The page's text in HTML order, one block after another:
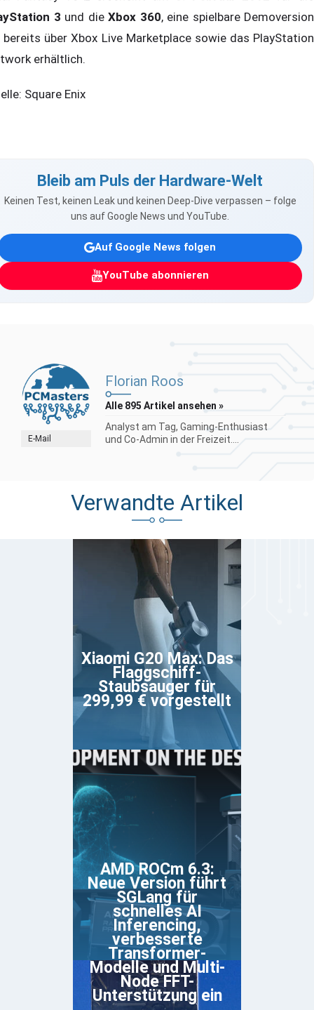
3 und dieXbox 360, eine spielbare Demoversion
über Xbox Live Marketplace sowie das PlayStation
erhältlich.
Square Enix
Bleib am Puls der Hardware-Welt
Keinen Test, keinen Leak und keinen Deep-Dive verpassen – folge
uns auf Google News und YouTube.
Auf Google News folgen
YouTube abonnieren
E-Mail
Florian Roos
Alle 895 Artikel ansehen »
Analyst am Tag, Gaming-Enthusiast
und Co-Admin in der Freizeit....
Verwandte Artikel
Xiaomi G20 Max: Das
Flaggschiff-
Staubsauger für
299,99 € vorgestellt
AMD ROCm 6.3:
Neue Version führt
SGLang für
schnelles AI
Inferencing,
verbesserte
Transformer-
Modelle und Multi-
Node FFT-
Unterstützung ein